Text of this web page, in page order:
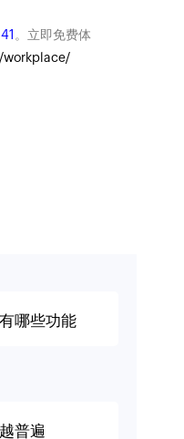
。立即免费体
哪些功能
普遍